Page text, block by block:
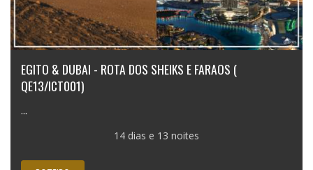
EGITO & DUBAI - ROTA DOS SHEIKS E FARAOS (
QE13/ICT001)
...
14 dias e 13 noites